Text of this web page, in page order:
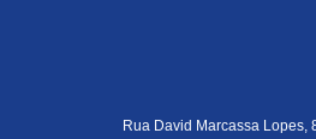
Rua David Marcassa Lopes,